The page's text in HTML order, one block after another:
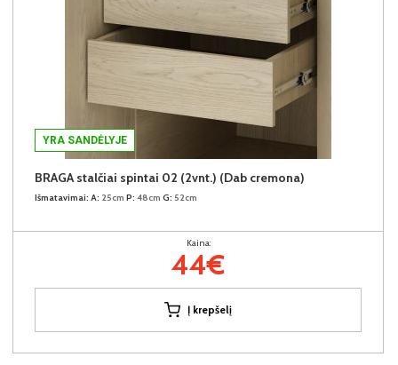
YRA SANDĖLYJE
BRAGA stalčiai spintai 02 (2vnt.) (Dab cremona)
Išmatavimai: A: 25cm P: 48cm G: 52cm
Kaina:
44€
Į krepšelį